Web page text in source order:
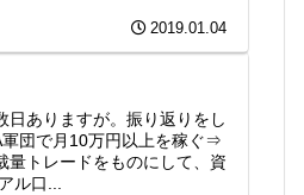
2019.01.04
日ありますが。振り返りをし
団で月10万円以上を稼ぐ⇒
量トレードをものにして、資
ル口...